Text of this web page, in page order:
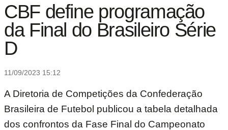
CBF define programação
da Final do Brasileiro Série
D
11/09/2023 15:12
A Diretoria de Competições da Confederação
Brasileira de Futebol publicou a tabela detalhada
dos confrontos da Fase Final do Campeonato